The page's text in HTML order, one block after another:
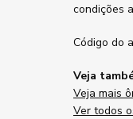
condições
Código do
Veja
Veja mais
Ver todos